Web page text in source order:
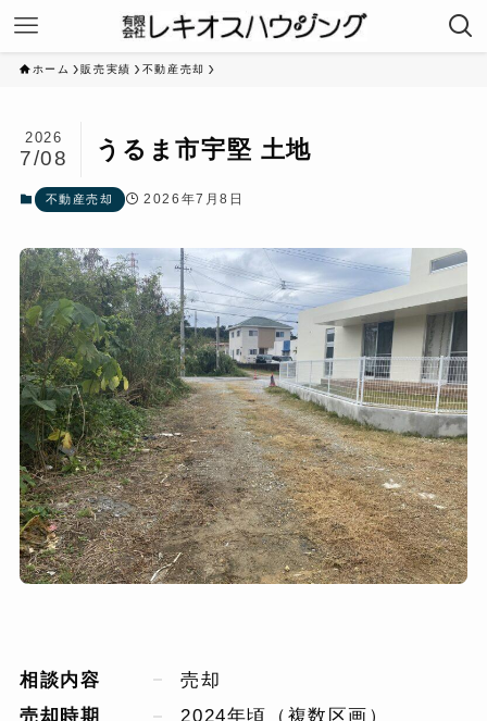
ホーム 販売実績 不動産売却
うるま市宇堅 土地
2026
7/08
不動産売却 2026年7月8日
相談内容
売却
売却時期
2024年頃（複数区画）